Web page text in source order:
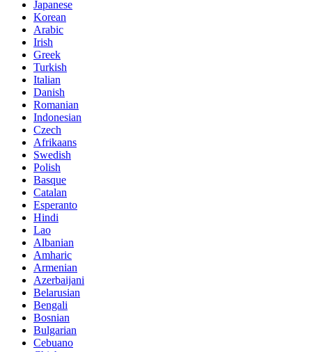
Japanese
Korean
Arabic
Irish
Greek
Turkish
Italian
Danish
Romanian
Indonesian
Czech
Afrikaans
Swedish
Polish
Basque
Catalan
Esperanto
Hindi
Lao
Albanian
Amharic
Armenian
Azerbaijani
Belarusian
Bengali
Bosnian
Bulgarian
Cebuano